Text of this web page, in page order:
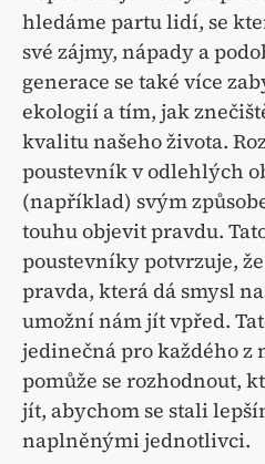
hledáme partu lidí, se
své zájmy, nápady a
generace se také více
ekologií a tím, jak
kvalitu našeho života.
poustevník v odlehlých
(například) svým
touhu objevit pravdu.
poustevníky potvrzuje,
pravda, která dá smysl
umožní nám jít vpřed.
jedinečná pro každého z
pomůže se rozhodnout,
jít, abychom se stali
naplněnými jednotlivci.